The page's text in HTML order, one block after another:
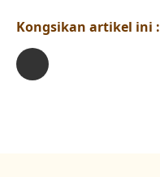
Kongsikan artikel ini :